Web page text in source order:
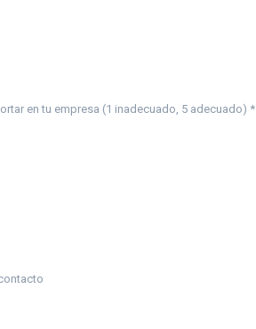
en tu empresa (1 inadecuado, 5 adecuado) *